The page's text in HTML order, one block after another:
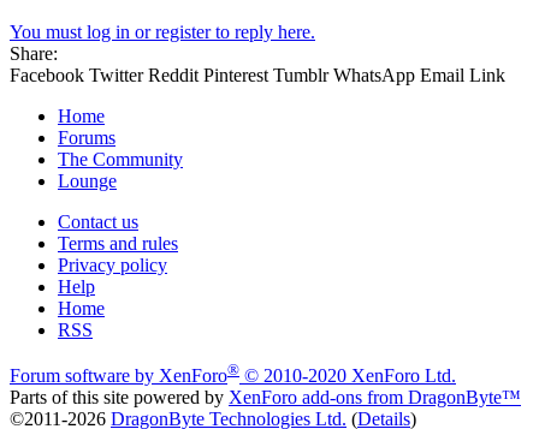
You must log in or register to reply here.
Share:
Facebook Twitter Reddit Pinterest Tumblr WhatsApp Email Link
Home
Forums
The Community
Lounge
Contact us
Terms and rules
Privacy policy
Help
Home
RSS
Forum software by XenForo® © 2010-2020 XenForo Ltd.
Parts of this site powered by XenForo add-ons from DragonByte™
©2011-2026 DragonByte Technologies Ltd. (Details)